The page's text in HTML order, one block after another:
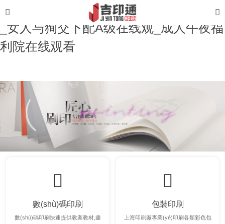
亚洲男人的天堂av_国产黄色网站生活片
_女人与狥交下配A级在线观_成人午夜福
利院在线观看
數(shù)碼印刷
數(shù)碼印刷快速提供教案教材,畫
包裝印刷
上海印刷廠專業(yè)印刷各類彩色包